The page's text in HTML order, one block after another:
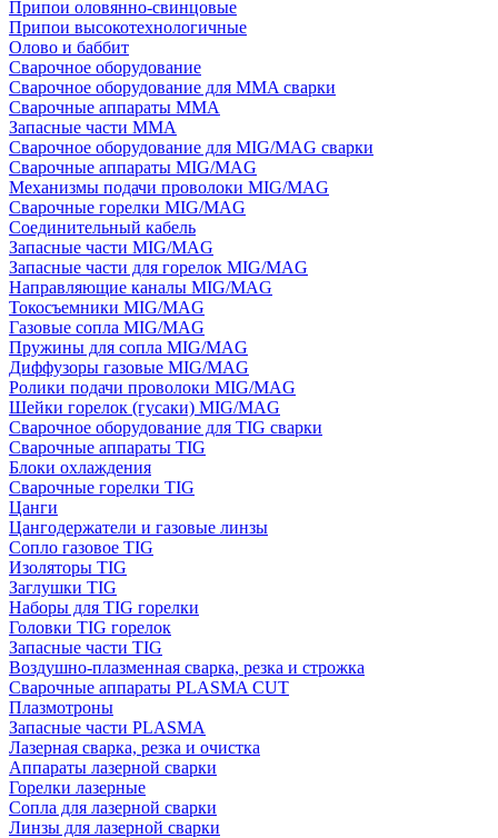
Припои оловянно-свинцовые
Припои высокотехнологичные
Олово и баббит
Сварочное оборудование
Сварочное оборудование для MMA сварки
Сварочные аппараты MMA
Запасные части MMA
Сварочное оборудование для MIG/MAG сварки
Сварочные аппараты MIG/MAG
Механизмы подачи проволоки MIG/MAG
Сварочные горелки MIG/MAG
Соединительный кабель
Запасные части MIG/MAG
Запасные части для горелок MIG/MAG
Направляющие каналы MIG/MAG
Токосъемники MIG/MAG
Газовые сопла MIG/MAG
Пружины для сопла MIG/MAG
Диффузоры газовые MIG/MAG
Ролики подачи проволоки MIG/MAG
Шейки горелок (гусаки) MIG/MAG
Сварочное оборудование для TIG сварки
Сварочные аппараты TIG
Блоки охлаждения
Сварочные горелки TIG
Цанги
Цангодержатели и газовые линзы
Сопло газовое TIG
Изоляторы TIG
Заглушки TIG
Наборы для TIG горелки
Головки TIG горелок
Запасные части TIG
Воздушно-плазменная сварка, резка и строжка
Сварочные аппараты PLASMA CUT
Плазмотроны
Запасные части PLASMA
Лазерная сварка, резка и очистка
Аппараты лазерной сварки
Горелки лазерные
Сопла для лазерной сварки
Линзы для лазерной сварки